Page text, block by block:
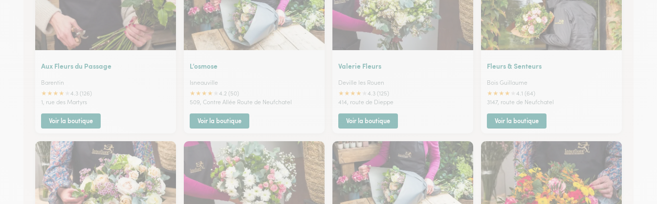
Aux Fleurs du Passage
Barentin
★★★★
4.3 (126)
1, rue des Martyrs
Voir la boutique
L’osmose
Isneauville
★★★★
4.2 (50)
509, Contre Allée Route de Neufchatel
Voir la boutique
Valerie Fleurs
Deville les Rouen
★★★★
4.3 (125)
414, route de Dieppe
Voir la boutique
Fleurs & Senteurs
Bois Guillaume
★★★★
4.1 (64)
3147, route de Neufchatel
Voir la boutique